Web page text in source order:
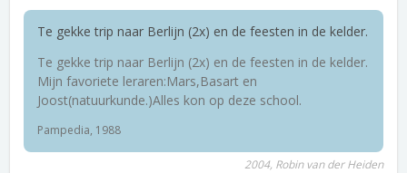
Te gekke trip naar Berlijn (2x) en de feesten in de kelder.
Te gekke trip naar Berlijn (2x) en de feesten in de kelder.
Mijn favoriete leraren:Mars,Basart en
Joost(natuurkunde.)Alles kon op deze school.
Pampedia, 1988
2004, Robin van der Heiden